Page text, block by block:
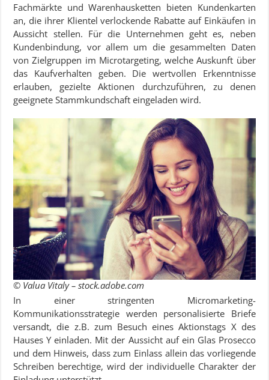
Fachmärkte und Warenhausketten bieten Kundenkarten
an, die ihrer Klientel verlockende Rabatte auf Einkäufen in
Aussicht stellen. Für die Unternehmen geht es, neben
Kundenbindung, vor allem um die gesammelten Daten
von Zielgruppen im Microtargeting, welche Auskunft über
das Kaufverhalten geben. Die wertvollen Erkenntnisse
erlauben, gezielte Aktionen durchzuführen, zu denen
geeignete Stammkundschaft eingeladen wird.
© Valua Vitaly – stock.adobe.com
In einer stringenten Micromarketing-
Kommunikationsstrategie werden personalisierte Briefe
versandt, die z.B. zum Besuch eines Aktionstags X des
Hauses Y einladen. Mit der Aussicht auf ein Glas Prosecco
und dem Hinweis, dass zum Einlass allein das vorliegende
Schreiben berechtige, wird der individuelle Charakter der